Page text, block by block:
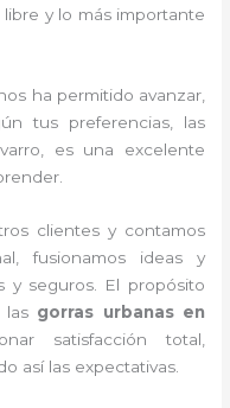
y lo más importante
ha permitido avanzar,
tus preferencias, las
es una excelente
clientes y contamos
fusionamos ideas y
y seguros. El propósito
las gorras urbanas en
satisfacción total,
así las expectativas.